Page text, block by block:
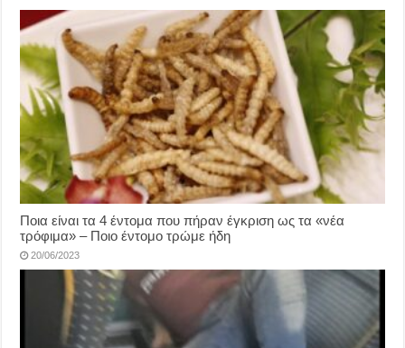
Ποια είναι τα 4 έντομα που πήραν έγκριση ως τα «νέα
τρόφιμα» – Ποιο έντομο τρώμε ήδη
20/06/2023